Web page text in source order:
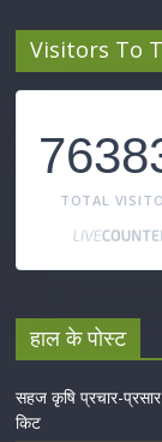
Visitors To
TOTAL
हाल के पोस्ट
सहज कृषि प्रचार-प्रसार
किट